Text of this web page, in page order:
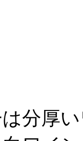
分厚